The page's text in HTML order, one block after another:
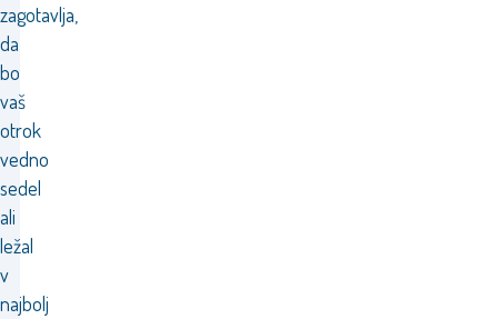
zagotavlja,
da
bo
vaš
otrok
vedno
sedel
ali
ležal
v
najbolj